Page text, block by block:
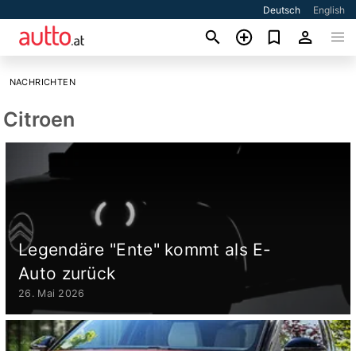
Deutsch English
NACHRICHTEN
Citroen
Legendäre "Ente" kommt als E-
Auto zurück
26. Mai 2026